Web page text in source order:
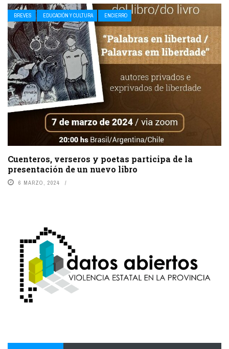
BREVES EDUCACIÓN Y CULTURA ENCIERRO
Cuenteros, verseros y poetas participa de la
presentación de un nuevo libro
6 MARZO, 2024